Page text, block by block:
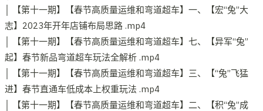
│ 【第十一期】【春节高质量运维和弯道超车】一、【宏“兔”大
志】2023年开年店铺布局思路 .mp4
│ 【第十一期】【春节高质量运维和弯道超车】七、【异军“兔”
起】春节新品弯道超车玩法全解析 .mp4
│ 【第十一期】【春节高质量运维和弯道超车】三、【“兔”飞猛
进】春节直通车低成本上权重玩法 .mp4
│ 【第十一期】【春节高质量运维和弯道超车】二、【积“兔”成